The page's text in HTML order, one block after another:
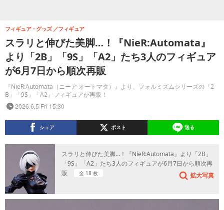
スラリと伸びた美脚…！『NieR:Automata』
より「2B」「9S」「A2」たち3人のフィギュア
が6月7日から順次再販
『NieR:Automata（ニーア オートマタ）』より、フォルミズムシリーズの「2
B」「9S」「A2」フィギュアが再販！
フィギュア・グッズ フィギュア
2026.6.5 Fri 15:30
シェア ポスト 送る
スラリと伸びた美脚…！『NieR:Automata』より「2B」
「9S」「A2」たち3人のフィギュアが6月7日から順次再
販
全 18 枚 拡大写真